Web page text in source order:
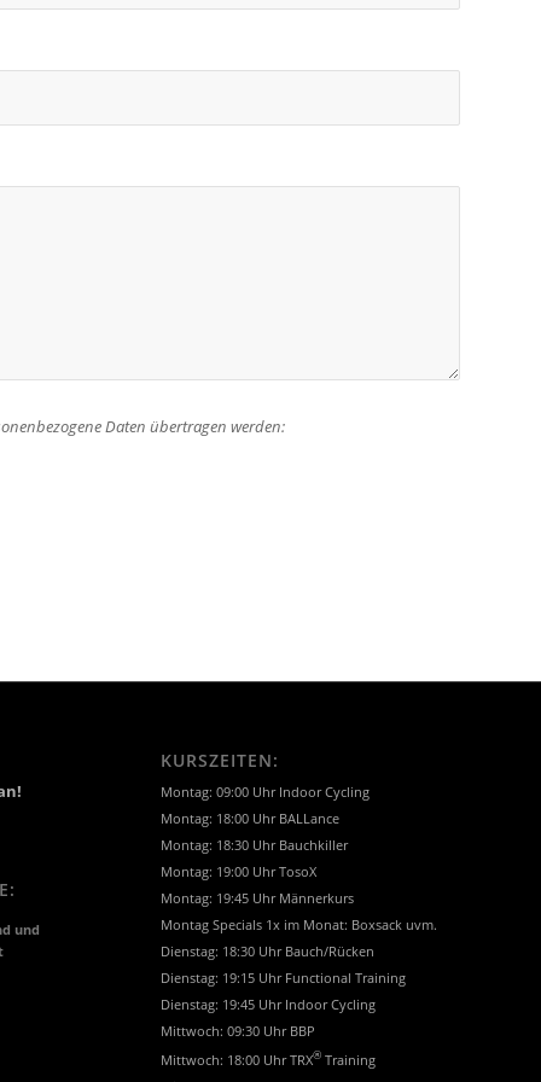
Daten übertragen werden:
und
KURSZEITEN:
Montag: 09:00 Uhr Indoor Cycling
Montag: 18:00 Uhr BALLance
Montag: 18:30 Uhr Bauchkiller
Montag: 19:00 Uhr TosoX
Montag: 19:45 Uhr Männerkurs
Montag Specials 1x im Monat: Boxsack uvm.
Dienstag: 18:30 Uhr Bauch/Rücken
Dienstag: 19:15 Uhr Functional Training
Dienstag: 19:45 Uhr Indoor Cycling
Mittwoch: 09:30 Uhr BBP
Mittwoch: 18:00 Uhr TRX®Training